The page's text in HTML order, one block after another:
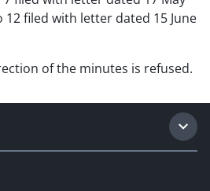
12 filed with letter dated 15 June
of the minutes is refused.